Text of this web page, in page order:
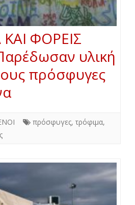
ΦΟΡΕΙΣ
υλική
πρόσφυγες
πρόσφυγες, τρόφιμα,